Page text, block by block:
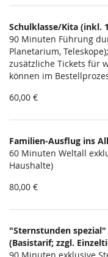
Produkte
Produkte
Schulklasse/Kita (inkl.
90 Minuten Führung
Planetarium, Teleskope);
zusätzliche Tickets für
können im
60,00 €
Familien-Ausflug ins
60 Minuten Weltall
Haushalte)
80,00 €
"Sternstunden
(Basistarif; zzgl.